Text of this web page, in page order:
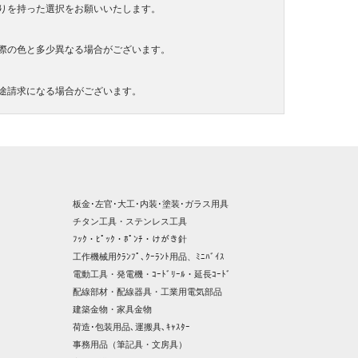
持った選択をお願いいたします。
色と多少異なる場合がございます。
求になる場合がございます。
板金･左官･大工･内装･塗装･ガラス用具
チタン工具・ステンレス工具
ﾌｯｸ・ﾋﾟｯｸ・ﾎﾟﾝﾁ・けがき針
工作機械用ｸﾗﾝﾌﾟ､ｸｰﾗﾝﾄ用品、ﾐﾆﾊﾞｲｽ
電動工具・発電機・ｺｰﾄﾞﾘｰﾙ・延長ｺｰﾄﾞ
配線部材・配線器具・工業用電気部品
建築金物・家具金物
荷造･包装用品､運搬具､ｷｬｽﾀｰ
事務用品（筆記具・文房具）